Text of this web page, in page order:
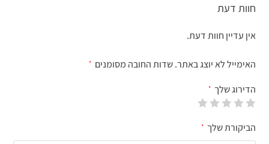
חוות דעת
אין עדיין חוות דעת.
האימייל לא יוצג באתר. שדות החובה מסומנים *
הדירוג שלך *
הביקורת שלך *